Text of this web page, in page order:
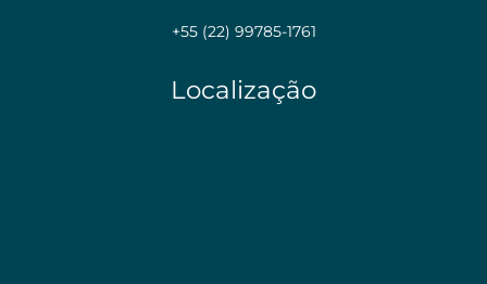
+55 (22) 99785-1761
Localização